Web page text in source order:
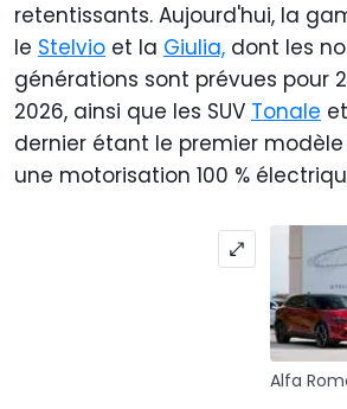
retentissants. Aujourd'hui, la
le Stelvio et la Giulia, dont les
générations sont prévues pour
2026, ainsi que les SUV Tonale et
dernier étant le premier
une motorisation 100 %
Alfa